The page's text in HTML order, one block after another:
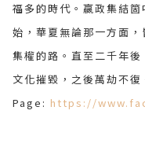
福多的時代。嬴政集結
始，華夏無論那一方面
集權的路。直至二千年
文化摧毀，之後萬劫不復
Page: https://